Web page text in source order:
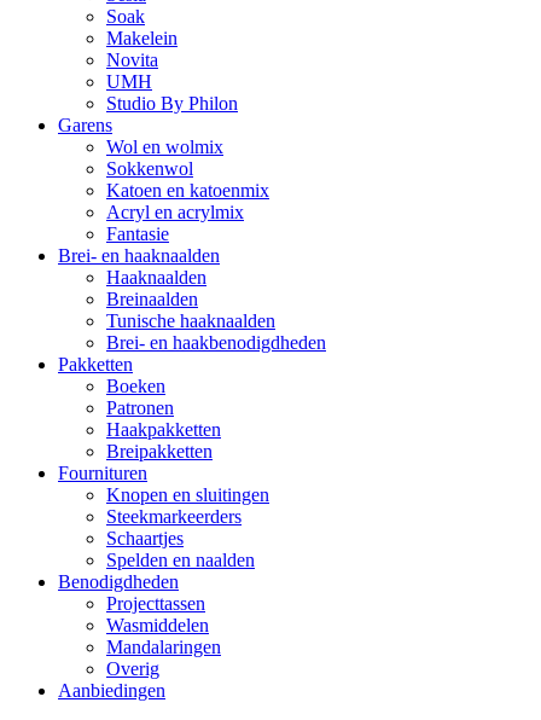
Soak
Makelein
Novita
UMH
Studio By Philon
Garens
Wol en wolmix
Sokkenwol
Katoen en katoenmix
Acryl en acrylmix
Fantasie
Brei- en haaknaalden
Haaknaalden
Breinaalden
Tunische haaknaalden
Brei- en haakbenodigdheden
Pakketten
Boeken
Patronen
Haakpakketten
Breipakketten
Fournituren
Knopen en sluitingen
Steekmarkeerders
Schaartjes
Spelden en naalden
Benodigdheden
Projecttassen
Wasmiddelen
Mandalaringen
Overig
Aanbiedingen